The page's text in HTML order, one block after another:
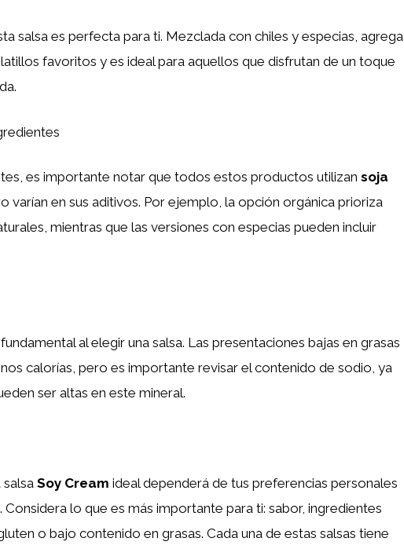
salsa es perfecta para ti. Mezclada con chiles y especias, agrega
favoritos y es ideal para aquellos que disfrutan de un toque
es importante notar que todos estos productos utilizan soja
varían en sus aditivos. Por ejemplo, la opción orgánica prioriza
mientras que las versiones con especias pueden incluir
al elegir una salsa. Las presentaciones bajas en grasas
calorías, pero es importante revisar el contenido de sodio, ya
ser altas en este mineral.
salsaSoy Cream ideal dependerá de tus preferencias personales
lo que es más importante para ti: sabor, ingredientes
o bajo contenido en grasas. Cada una de estas salsas tiene